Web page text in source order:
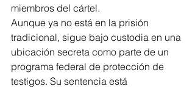
miembros del cártel.
Aunque ya no está en la prisión
tradicional, sigue bajo custodia en una
ubicación secreta como parte de un
programa federal de protección de
testigos. Su sentencia está